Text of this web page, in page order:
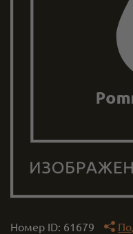
Номер ID: 61679